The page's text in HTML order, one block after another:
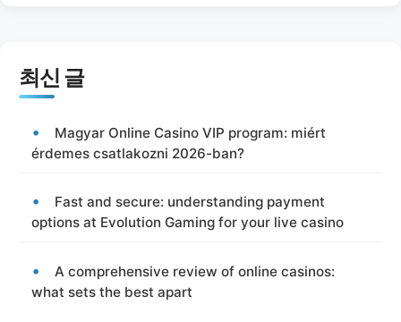
최신 글
Magyar Online Casino VIP program: miért
érdemes csatlakozni 2026-ban?
Fast and secure: understanding payment
options at Evolution Gaming for your live casino
A comprehensive review of online casinos:
what sets the best apart